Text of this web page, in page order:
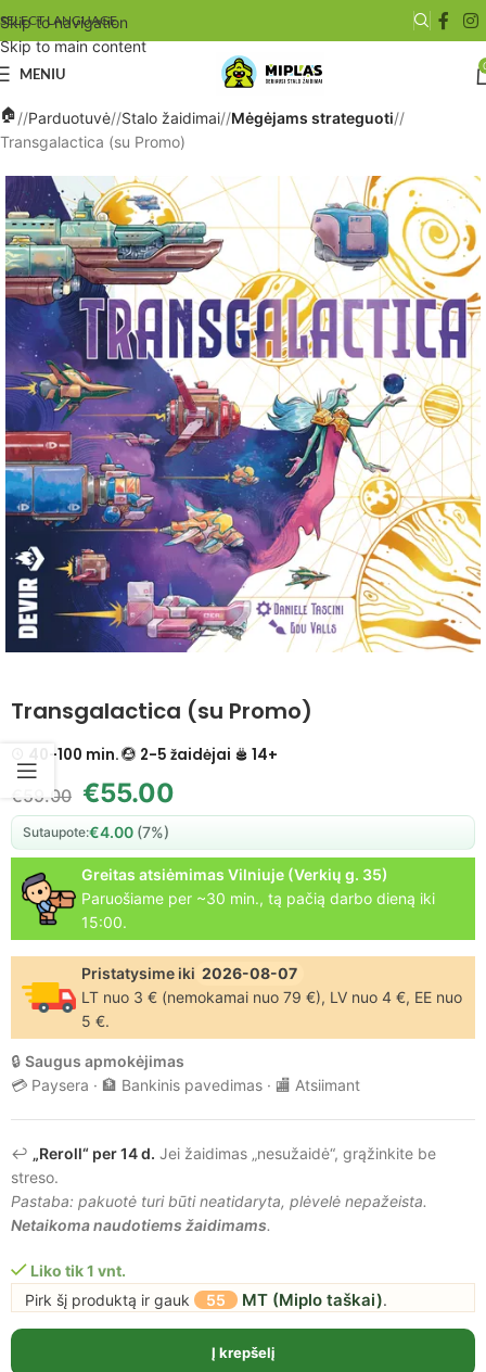
Skip to navigation
Skip to main content
SELECT LANGUAGE
MENIU
/ Parduotuvė/ Stalo žaidimai/ Mėgėjams strateguoti/
Transgalactica (su Promo)
Transgalactica (su Promo)
40-100 min. 2-5 žaidėjai 14+
€59.00 €55.00
Sutaupote:€4.00 (7%)
Greitas atsiėmimas Vilniuje (Verkių g. 35)
Paruošiame per ~30 min., tą pačią darbo dieną iki
15:00.
Pristatysime iki 2026-08-07
LT nuo 3 € (nemokamai nuo 79 €), LV nuo 4 €, EE nuo
5 €.
🔒 Saugus apmokėjimas
💳 Paysera · 🏦 Bankinis pavedimas · 🏬 Atsiimant
↩️ „Reroll“ per 14 d. Jei žaidimas „nesužaidė“, grąžinkite be
streso.
Pastaba: pakuotė turi būti neatidaryta, plėvelė nepažeista.
Netaikoma naudotiems žaidimams.
Liko tik 1 vnt.
Pirk šį produktą ir gauk
55 MT (Miplo taškai).
Į krepšelį